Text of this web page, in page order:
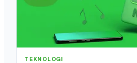
TEKNOLOGI